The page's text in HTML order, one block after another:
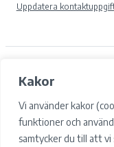
Kakor
Vi använder kakor
funktioner och
samtycker du till att
Uppdatera
Samtyckesval
Integritetspolicy och
Tillgänglighet